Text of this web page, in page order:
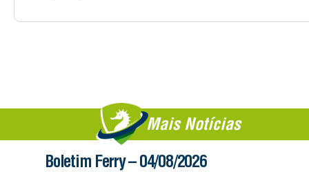
Mais Notícias
Boletim Ferry – 04/08/2026